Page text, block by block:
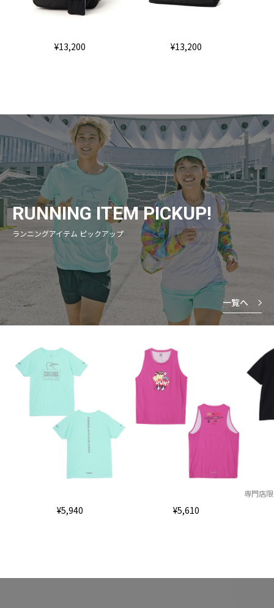
¥13,200 ¥13,200
RUNNING ITEM PICKUP!
ランニングアイテム ピックアップ
一覧へ
¥5,940 ¥5,610
専門店